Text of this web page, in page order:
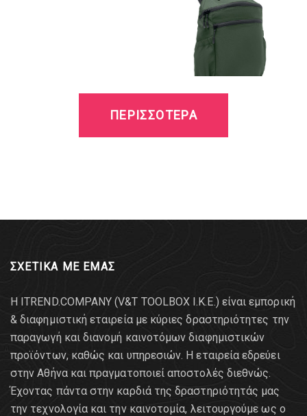
ΖΗΤΗΣΤΕ ΠΡΟΣΦΟΡΑ
ΠΕΡΙΣΣΟΤΕΡΑ
ΣΧΕΤΙΚΑ ΜΕ ΕΜΑΣ
Η ITREND.COMPANY (V&T TOOLBOX Ι.Κ.Ε.) είναι εμπορική
& διαφημιστική εταιρεία με κύριες δραστηριότητες την
παραγωγή και διανομή καινοτόμων διαφημιστικών
προϊόντων, καθώς και υπηρεσιών. Η εταιρεία εδρεύει
στην Αθήνα και πραγματοποιεί αποστολές διεθνώς.
Έχοντας πάντα στην καρδιά της δραστηριότητάς μας
την τεχνολογία και την καινοτομία, λειτουργούμε ως ο